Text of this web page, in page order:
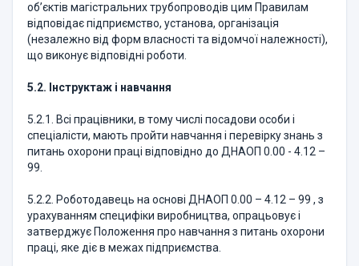
об’єктів магістральних трубопроводів цим Правилам
відповідає підприємство, установа, організація
(незалежно від форм власності та відомчої належності),
що виконує відповідні роботи.
5.2. Інструктаж і навчання
5.2.1. Всі працівники, в тому числі посадови особи і
спеціалісти, мають пройти навчання і перевірку знань з
питань охорони праці відповідно до ДНАОП 0.00 - 4.12 –
99.
5.2.2. Роботодавець на основі ДНАОП 0.00 – 4.12 – 99 , з
урахуванням специфіки виробництва, опрацьовує і
затверджує Положення про навчання з питань охорони
праці, яке діє в межах підприємства.